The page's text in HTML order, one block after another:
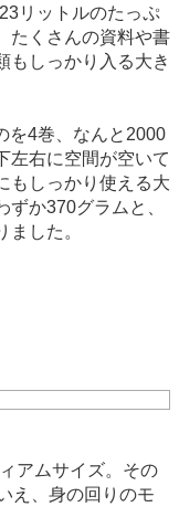
リットルのたっぷ
たくさんの資料や書
もしっかり入る大き
を4巻、なんと2000
左右に空間が空いて
もしっかり使える大
か370グラムと、
した。
アムサイズ。その
え、身の回りのモ